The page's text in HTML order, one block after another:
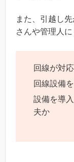
また、引越し
さんや管理人に
回線が対
回線設備
設備を導
夫か